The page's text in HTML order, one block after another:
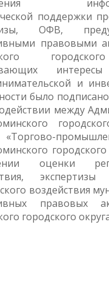
поддержки
ОФВ,
правовыми
и
было
между
оценки
воздействия
правовых
городского